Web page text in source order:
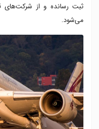
ثبت رسانده و از شرکت‌های
می‌شود.